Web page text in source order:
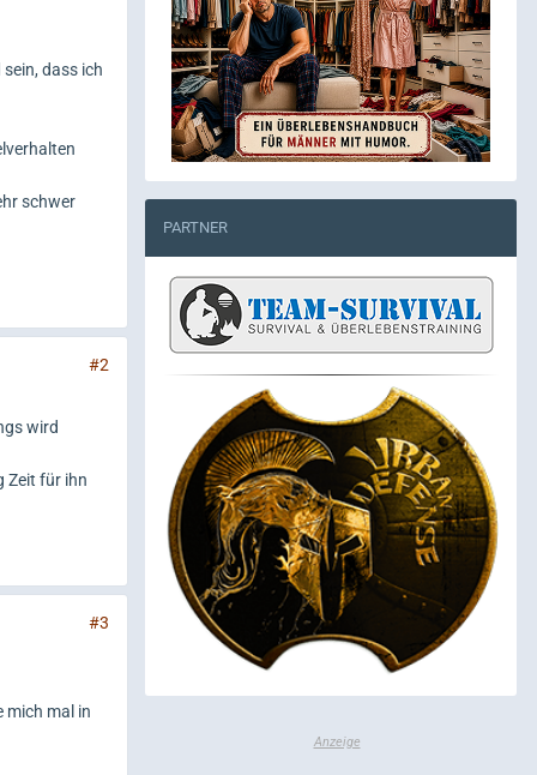
dass ich
schwer
#2
wird
Zeit für ihn
#3
mich mal in
PARTNER